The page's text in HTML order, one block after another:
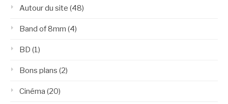
Autour du site (48)
Band of 8mm (4)
BD (1)
Bons plans (2)
Cinéma (20)